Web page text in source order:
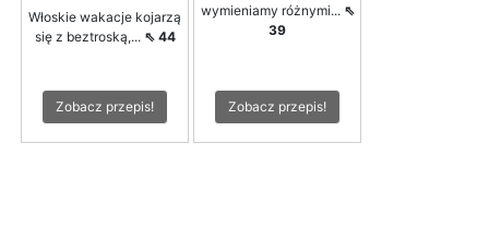
Włoskie wakacje kojarzą
się z beztroską,... ⇖ 44
Zobacz przepis!
wymieniamy różnymi... ⇖
39
Zobacz przepis!